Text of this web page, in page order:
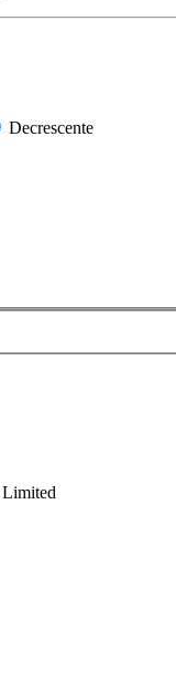
Decrescente